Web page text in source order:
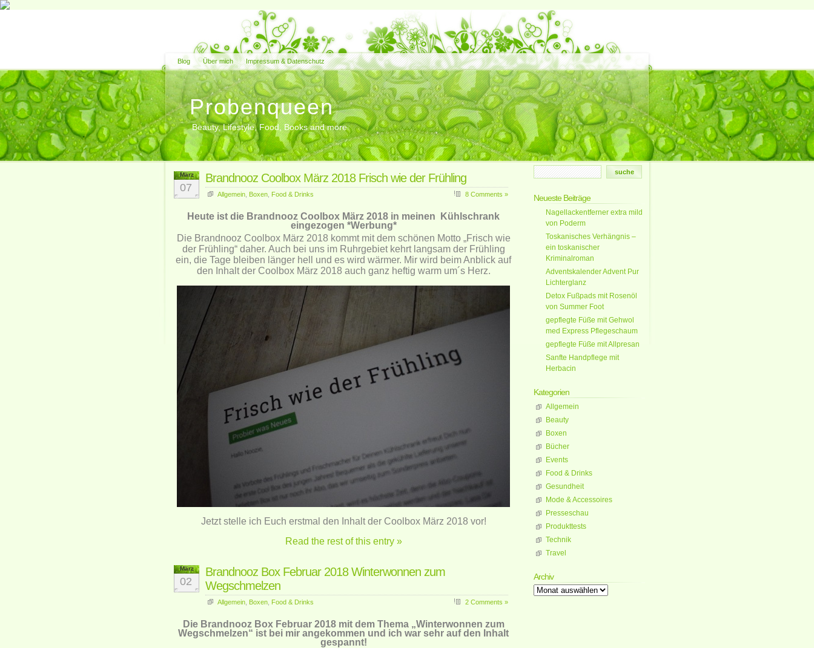
Blog Über mich Impressum & Datenschutz
Probenqueen
Beauty, Lifestyle, Food, Books and more
März
07
Brandnooz Coolbox März 2018 Frisch wie der Frühling
Allgemein Boxen Food & Drinks 8 Comments »
Heute ist die Brandnooz Coolbox März 2018 in meinen Kühlschrank
eingezogen *Werbung*
Die Brandnooz Coolbox März 2018 kommt mit dem schönen Motto „Frisch wie
der Frühling“ daher. Auch bei uns im Ruhrgebiet kehrt langsam der Frühling
ein, die Tage bleiben länger hell und es wird wärmer. Mir wird beim Anblick auf
den Inhalt der Coolbox März 2018 auch ganz heftig warm um´s Herz.
Jetzt stelle ich Euch erstmal den Inhalt der Coolbox März 2018 vor!
Read the rest of this entry »
März
02
Brandnooz Box Februar 2018 Winterwonnen zum
Wegschmelzen
Allgemein Boxen Food & Drinks 2 Comments »
Die Brandnooz Box Februar 2018 mit dem Thema „Winterwonnen zum
Wegschmelzen“ ist bei mir angekommen und ich war sehr auf den Inhalt
gespannt!
Neueste Beiträge
Nagellackentferner extra mild
von Poderm
Toskanisches Verhängnis –
ein toskanischer
Kriminalroman
Adventskalender Advent Pur
Lichterglanz
Detox Fußpads mit Rosenöl
von Summer Foot
gepflegte Füße mit Gehwol
med Express Pflegeschaum
gepflegte Füße mit Allpresan
Sanfte Handpflege mit
Herbacin
Kategorien
Allgemein
Beauty
Boxen
Bücher
Events
Food & Drinks
Gesundheit
Mode & Accessoires
Presseschau
Produkttests
Technik
Travel
Archiv
Archiv